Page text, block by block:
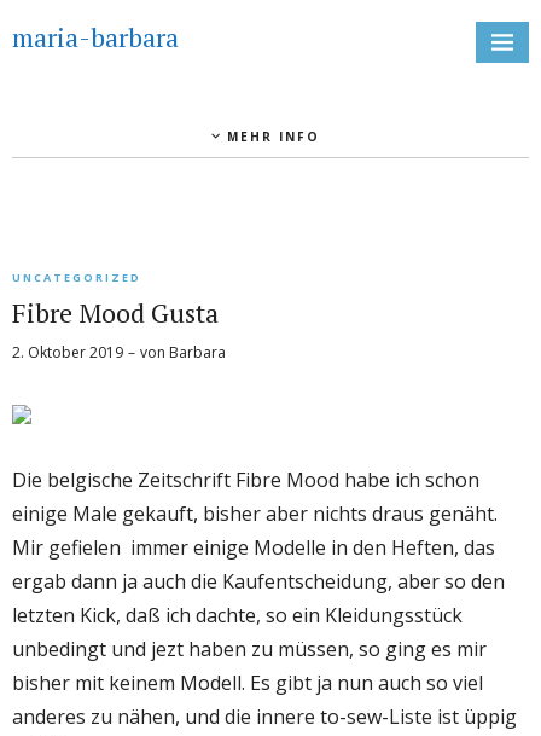
maria-barbara
MEHR INFO
UNCATEGORIZED
Fibre Mood Gusta
2. Oktober 2019 von Barbara
Die belgische Zeitschrift Fibre Mood habe ich schon
einige Male gekauft, bisher aber nichts draus genäht.
Mir gefielen immer einige Modelle in den Heften, das
ergab dann ja auch die Kaufentscheidung, aber so den
letzten Kick, daß ich dachte, so ein Kleidungsstück
unbedingt und jezt haben zu müssen, so ging es mir
bisher mit keinem Modell. Es gibt ja nun auch so viel
anderes zu nähen, und die innere to-sew-Liste ist üppig